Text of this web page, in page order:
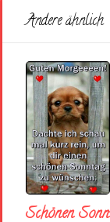
Andere ähnlich
Schönen